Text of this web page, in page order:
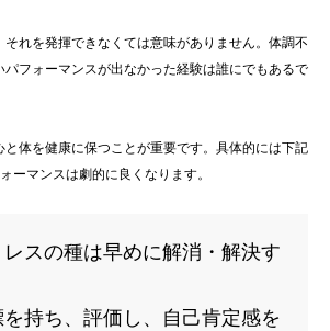
それを発揮できなくては意味がありません。体調不
パフォーマンスが出なかった経験は誰にでもあるで
体を健康に保つことが重要です。具体的には下記
ーマンスは劇的に良くなります。
レスの種は早めに解消・解決す
を持ち、評価し、自己肯定感を